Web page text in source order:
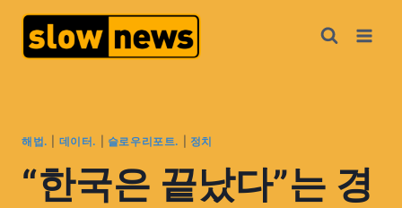
해법. 데이터. 슬로우리포트. 정치
“한국은 끝났다”는 경